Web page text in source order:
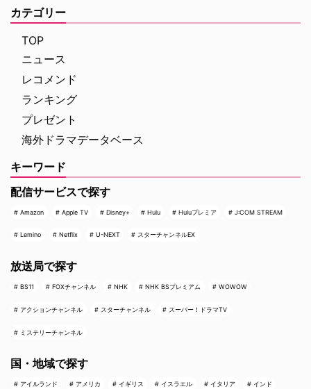
カテゴリー
TOP
ニュース
レコメンド
ランキング
プレゼント
海外ドラマデータベース
キーワード
配信サービスで探す
Amazon Apple TV Disney+ Hulu Huluプレミア J:COM STREAM
Lemino Netflix U-NEXT スターチャンネルEX
放送局で探す
BS11 FOXチャンネル NHK NHK BSプレミアム WOWOW
アクションチャンネル スターチャンネル スーパー！ドラマTV
ミステリーチャンネル
国・地域で探す
アイルランド アメリカ イギリス イスラエル イタリア インド